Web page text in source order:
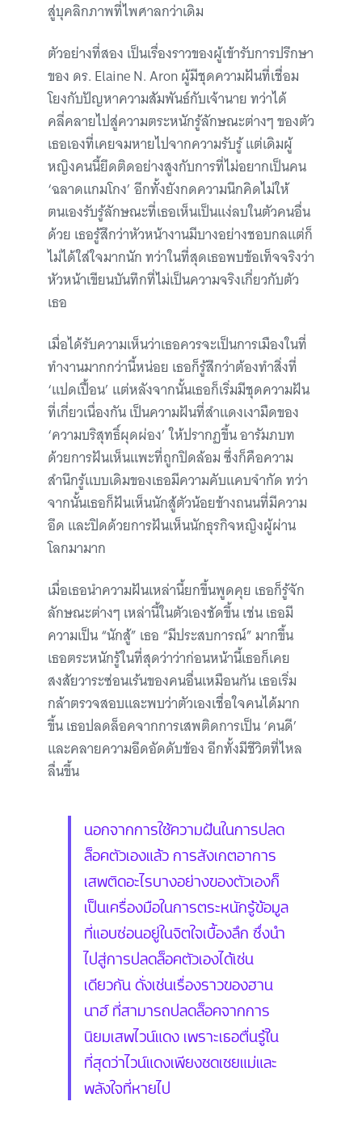
สู่บุคลิกภาพที่ไพศาลกว่าเดิม
ตัวอย่างที่สอง เป็นเรื่องราวของผู้เข้ารับการปรึกษา
ของ ดร. Elaine N. Aron ผู้มีชุดความฝันที่เชื่อม
โยงกับปัญหาความสัมพันธ์กับเจ้านาย ทว่าได้
คลี่คลายไปสู่ความตระหนักรู้ลักษณะต่างๆ ของตัว
เธอเองที่เคยจมหายไปจากความรับรู้ แต่เดิมผู้
หญิงคนนี้ยึดติดอย่างสูงกับการที่ไม่อยากเป็นคน
‘ฉลาดแกมโกง’ อีกทั้งยังกดความนึกคิดไม่ให้
ตนเองรับรู้ลักษณะที่เธอเห็นเป็นแง่ลบในตัวคนอื่น
ด้วย เธอรู้สึกว่าหัวหน้างานมีบางอย่างชอบกลแต่ก็
ไม่ได้ใส่ใจมากนัก ทว่าในที่สุดเธอพบข้อเท็จจริงว่า
หัวหน้าเขียนบันทึกที่ไม่เป็นความจริงเกี่ยวกับตัว
เธอ
เมื่อได้รับความเห็นว่าเธอควรจะเป็นการเมืองในที่
ทำงานมากกว่านี้หน่อย เธอก็รู้สึกว่าต้องทำสิ่งที่
‘แปดเปื้อน’ แต่หลังจากนั้นเธอก็เริ่มมีชุดความฝัน
ที่เกี่ยวเนื่องกัน เป็นความฝันที่สำแดงเงามืดของ
‘ความบริสุทธิ์ผุดผ่อง’ ให้ปรากฏขึ้น อารัมภบท
ด้วยการฝันเห็นแพะที่ถูกปิดล้อม ซึ่งก็คือความ
สำนึกรู้แบบเดิมของเธอมีความคับแคบจำกัด ทว่า
จากนั้นเธอก็ฝันเห็นนักสู้ตัวน้อยข้างถนนที่มีความ
อึด และปิดด้วยการฝันเห็นนักธุรกิจหญิงผู้ผ่าน
โลกมามาก
เมื่อเธอนำความฝันเหล่านี้ยกขึ้นพูดคุย เธอก็รู้จัก
ลักษณะต่างๆ เหล่านี้ในตัวเองชัดขึ้น เช่น เธอมี
ความเป็น “นักสู้” เธอ “มีประสบการณ์” มากขึ้น
เธอตระหนักรู้ในที่สุดว่าว่าก่อนหน้านี้เธอก็เคย
สงสัยวาระซ่อนเร้นของคนอื่นเหมือนกัน เธอเริ่ม
กล้าตรวจสอบและพบว่าตัวเองเชื่อใจคนได้มาก
ขึ้น เธอปลดล็อคจากการเสพติดการเป็น ‘คนดี’
และคลายความอึดอัดดับข้อง อีกทั้งมีชีวิตที่ไหล
ลื่นขึ้น
นอกจากการใช้ความฝันในการปลด
ล็อคตัวเองแล้ว การสังเกตอาการ
เสพติดอะไรบางอย่างของตัวเองก็
เป็นเครื่องมือในการตระหนักรู้ข้อมูล
ที่แอบซ่อนอยู่ในจิตใจเบื้องลึก ซึ่งนำ
ไปสู่การปลดล็อคตัวเองได้เช่น
เดียวกัน ดั่งเช่นเรื่องราวของฮาน
นาฮ์ ที่สามารถปลดล็อคจากการ
นิยมเสพไวน์แดง เพราะเธอตื่นรู้ใน
ที่สุดว่าไวน์แดงเพียงชดเชยแม่และ
พลังใจที่หายไป